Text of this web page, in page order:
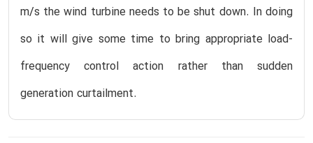
m/s the wind turbine needs to be shut down. In doing
so it will give some time to bring appropriate load-
frequency control action rather than sudden
generation curtailment.